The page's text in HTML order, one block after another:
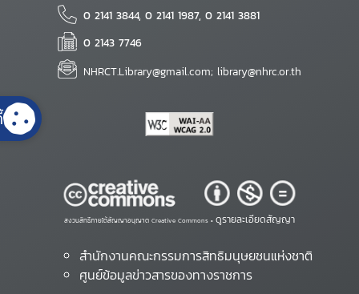
0 2141 3844, 0 2141 1987, 0 2141 3881
0 2143 7746
NHRCT.Library@gmail.com; library@nhrc.or.th
สงวนสิทธิ์ภายใต้สัญญาอนุญาต Creative Commons • ดูรายละเอียดสัญญา
สำนักงานคณะกรรมการสิทธิมนุษยชนแห่งชาติ
ศูนย์ข้อมูลข่าวสารของทางราชการ